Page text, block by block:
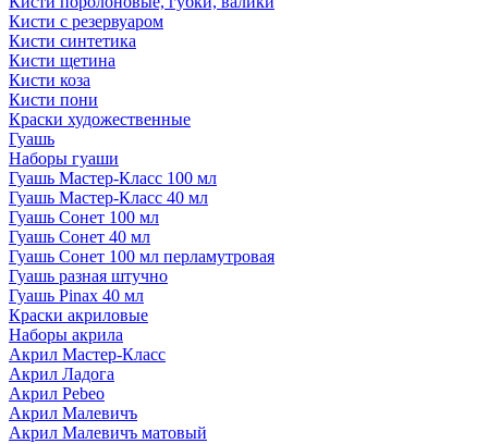
Кисти с резервуаром
Кисти синтетика
Кисти щетина
Кисти коза
Кисти пони
Краски художественные
Гуашь
Наборы гуаши
Гуашь Мастер-Класс 100 мл
Гуашь Мастер-Класс 40 мл
Гуашь Сонет 100 мл
Гуашь Сонет 40 мл
Гуашь Сонет 100 мл перламутровая
Гуашь разная штучно
Гуашь Pinax 40 мл
Краски акриловые
Наборы акрила
Акрил Мастер-Класс
Акрил Ладога
Акрил Pebeo
Акрил Малевичъ
Акрил Малевичъ матовый